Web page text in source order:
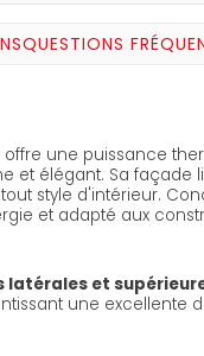
QUESTIONS
offre une puissance
et élégant. Sa façade
style d'intérieur.
et adapté aux
latérales et
une excellente